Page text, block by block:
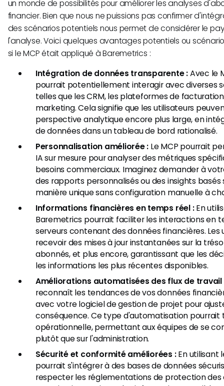
un monde de possibilités pour améliorer les analyses
financier. Bien que nous ne puissions pas confirmer
des scénarios potentiels nous permet de considérer le
l'analyse. Voici quelques avantages potentiels ou
si le MCP était appliqué à Baremetrics :
Intégration de données transparente :Avec le
pourrait potentiellement interagir avec diverses
telles que les CRM, les plateformes de
marketing. Cela signifie que les utilisateurs
perspective analytique encore plus large, en
de données dans un tableau de bord rationalisé.
Personnalisation améliorée : Le MCP pourrait
IA sur mesure pour analyser des métriques
besoins commerciaux. Imaginez demander à
des rapports personnalisés ou des insights basés
manière unique sans configuration manuelle à
Informations financières en temps réel :En
Baremetrics pourrait faciliter les interactions en
serveurs contenant des données financières.
recevoir des mises à jour instantanées sur la
abonnés, et plus encore, garantissant que les
les informations les plus récentes disponibles.
Améliorations automatisées des flux de travail
reconnaît les tendances de vos données
avec votre logiciel de gestion de projet pour
conséquence. Ce type d'automatisation
opérationnelle, permettant aux équipes de se
plutôt que sur l'administration.
Sécurité et conformité améliorées :En utilisant
pourrait s'intégrer à des bases de données
respecter les réglementations de protection des